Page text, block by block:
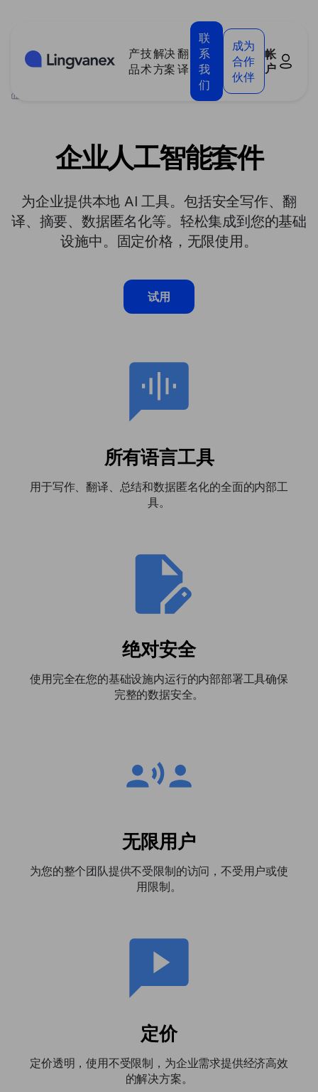
产
品
技
术
解决
方案
翻
译
联
系
我
们
成为
合作
伙伴
帐
户
企业人工智能套件
为企业提供本地 AI 工具。包括安全写作、翻
译、摘要、数据匿名化等。轻松集成到您的基础
设施中。固定价格，无限使用。
试用
所有语言工具
用于写作、翻译、总结和数据匿名化的全面的内部工
具。
绝对安全
使用完全在您的基础设施内运行的内部部署工具确保
完整的数据安全。
无限用户
为您的整个团队提供不受限制的访问，不受用户或使
用限制。
定价
定价透明，使用不受限制，为企业需求提供经济高效
的解决方案。